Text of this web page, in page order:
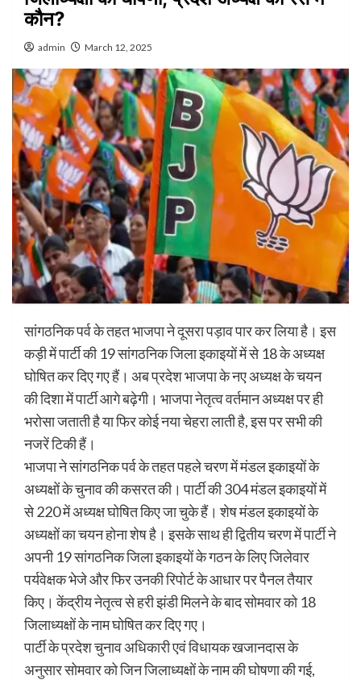
कौन?
admin March 12, 2025
सांगठनिक पर्व के तहत भाजपा ने दूसरा पड़ाव पार कर लिया है। इस
कड़ी में पार्टी की 19 सांगठनिक जिला इकाइयों में से 18 के अध्यक्ष
घोषित कर दिए गए हैं। अब प्रदेश भाजपा के नए अध्यक्ष के चयन
की दिशा में पार्टी आगे बढ़ेगी। भाजपा नेतृत्व वर्तमान अध्यक्ष पर ही
भरोसा जताती है या फिर कोई नया चेहरा लाती है, इस पर सभी की
नजरें टिकी हैं।
भाजपा ने सांगठनिक पर्व के तहत पहले चरण में मंडल इकाइयों के
अध्यक्षों के चुनाव की कसरत की। पार्टी की 304 मंडल इकाइयों में
से 220 में अध्यक्ष घोषित किए जा चुके हैं। शेष मंडल इकाइयों के
अध्यक्षों का चयन होना शेष है। इसके साथ ही द्वितीय चरण में पार्टी ने
अपनी 19 सांगठनिक जिला इकाइयों के गठन के लिए जिलेवार
पर्यवेक्षक भेजे और फिर उनकी रिपोर्ट के आधार पर पैनल तैयार
किए। केंद्रीय नेतृत्व से हरी झंडी मिलने के बाद सोमवार को 18
जिलाध्यक्षों के नाम घोषित कर दिए गए।
पार्टी के प्रदेश चुनाव अधिकारी एवं विधायक खजानदास के
अनुसार सोमवार को जिन जिलाध्यक्षों के नाम की घोषणा की गई,